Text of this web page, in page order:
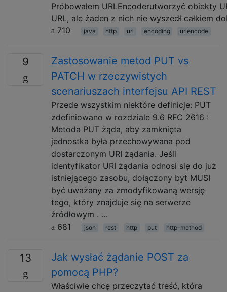
Próbowałem URLEncoderutworzyć obiekty
URL, ale żaden z nich nie wyszedł całkiem
710
java http url encoding urlencode
9
Zastosowanie metod PUT vs
PATCH w rzeczywistych
scenariuszach interfejsu API REST
Przede wszystkim niektóre definicje: PUT
zdefiniowano w rozdziale 9.6 RFC 2616 :
Metoda PUT żąda, aby zamknięta
jednostka była przechowywana pod
dostarczonym URI żądania. Jeśli
identyfikator URI żądania odnosi się do już
istniejącego zasobu, dołączony byt MUSI
być uważany za zmodyfikowaną wersję
tego, który znajduje się na serwerze
źródłowym . …
681
json rest http put http-method
13
Jak wysłać żądanie POST za
pomocą PHP?
Właściwie chcę przeczytać treść, która